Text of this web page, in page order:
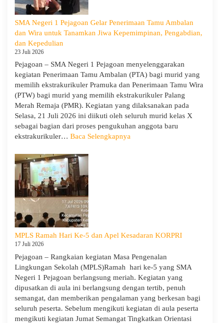
Kelas
X
SMAN
1
Pejagoan
Tahun
Pelajaran
2026/2027
SMA Negeri 1 Pejagoan Gelar Penerimaan Tamu Ambalan
dan Wira untuk Tanamkan Jiwa Kepemimpinan, Pengabdian,
dan Kepedulian
23 Juli 2026
Pejagoan – SMA Negeri 1 Pejagoan menyelenggarakan
kegiatan Penerimaan Tamu Ambalan (PTA) bagi murid yang
memilih ekstrakurikuler Pramuka dan Penerimaan Tamu Wira
(PTW) bagi murid yang memilih ekstrakurikuler Palang
Merah Remaja (PMR). Kegiatan yang dilaksanakan pada
Selasa, 21 Juli 2026 ini diikuti oleh seluruh murid kelas X
sebagai bagian dari proses pengukuhan anggota baru
ekstrakurikuler… Baca Selengkapnya
Wira
Tanamkan
Jiwa
Kepemimpinan,
Pengabdian,
dan
Kepedulian
MPLS Ramah Hari Ke-5 dan Apel Kesadaran KORPRI
17 Juli 2026
Pejagoan – Rangkaian kegiatan Masa Pengenalan
Lingkungan Sekolah (MPLS)Ramah hari ke-5 yang SMA
Negeri 1 Pejagoan berlangsung meriah. Kegiatan yang
dipusatkan di aula ini berlangsung dengan tertib, penuh
semangat, dan memberikan pengalaman yang berkesan bagi
seluruh peserta. Sebelum mengikuti kegiatan di aula peserta
mengikuti kegiatan Jumat Semangat Tingkatkan Orientasi